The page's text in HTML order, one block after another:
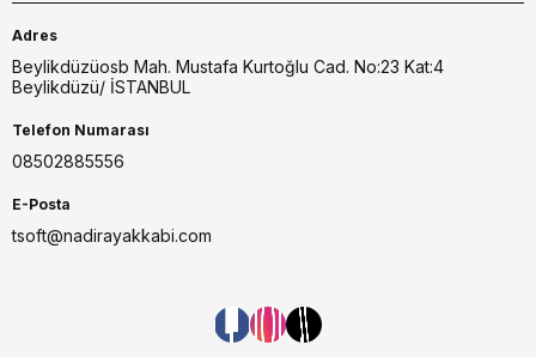
Adres
Beylikdüzüosb Mah. Mustafa Kurtoğlu Cad. No:23 Kat:4
Beylikdüzü/ İSTANBUL
Telefon Numarası
08502885556
E-Posta
tsoft@nadirayakkabi.com